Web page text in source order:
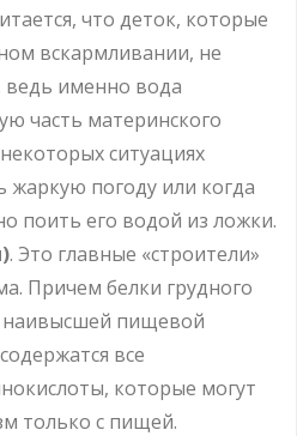
что деток, которые
вскармливании, не
именно вода
часть материнского
ситуациях
жаркую погоду или когда
поить его водой из ложки.
. Это главные «строители»
Причем белки грудного
пищевой
все
которые могут
только с пищей.